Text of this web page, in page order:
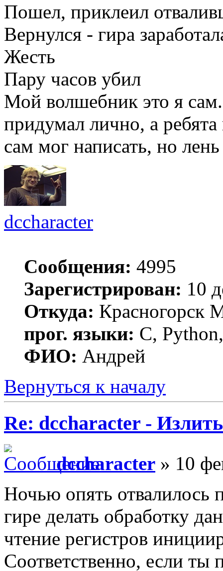
Пошел, приклеил
Вернулся - гира
Жесть
Пару часов убил
Мой волшебник это я
придумал лично, а
сам мог написать, но
dccharacter
Сообщения: 4995
Зарегистрирован: 10
Откуда: Красногорск
прог. языки: C,
ФИО: Андрей
Вернуться к началу
Re: dccharacter -
dccharacter » 10
Ночью опять отвалилось
гире делать обработку
чтение регистров
Соответственно, если ты